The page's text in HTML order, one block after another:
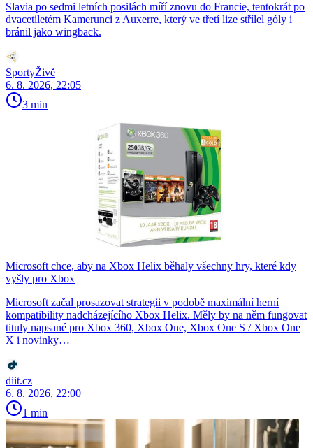
Slavia po sedmi letních posilách míří znovu do Francie, tentokrát po
dvacetiletém Kamerunci z Auxerre, který ve třetí lize střílel góly i
bránil jako wingback.
SportyŽivě
6. 8. 2026, 22:05
3 min
Microsoft chce, aby na Xbox Helix běhaly všechny hry, které kdy
vyšly pro Xbox
Microsoft začal prosazovat strategii v podobě maximální herní
kompatibility nadcházejícího Xbox Helix. Měly by na něm fungovat
tituly napsané pro Xbox 360, Xbox One, Xbox One S / Xbox One
X i novinky…
diit.cz
6. 8. 2026, 22:00
1 min